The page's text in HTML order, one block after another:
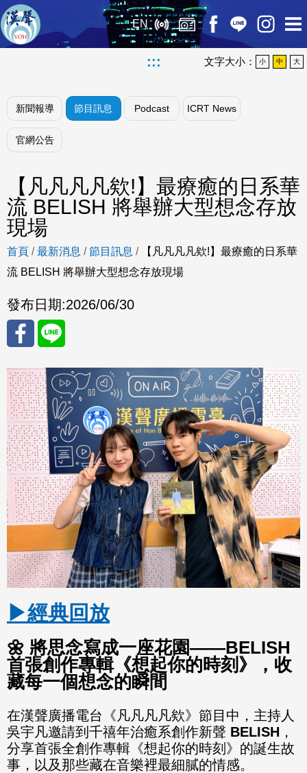
EN
::: 文字大小： 小 中 大
新聞報導 節目訊息 Podcast ICRT News
官網公告
【凡凡凡凡欸!】最療癒的日系華
流 BELISH 將舉辦大型想念存放
現場
首頁 /最新消息 /節目訊息 /
【凡凡凡凡欸!】最療癒的日系華
流 BELISH 將舉辦大型想念存放現場
發布日期:2026/06/30
分享
至
Fac
eBo
ok
分享
至
Line
▶經典回放
🌼 將思念寫成一座花園——BELISH
首張創作專輯《想起你的時刻》，收
藏每一個想念的瞬間
在漢聲廣播電台《凡凡凡凡欸》節目中，主持人
吳宇凡邀請到千禧年治癒系創作新聲 BELISH ，
分享首張全創作專輯《想起你的時刻》的誕生故
事，以及那些藏在音樂裡最細膩的情感。